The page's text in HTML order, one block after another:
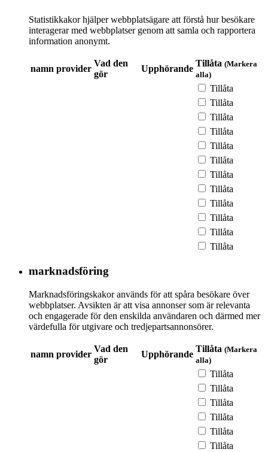
Statistikkakor hjälper webbplatsägare att förstå hur besökare
interagerar med webbplatser genom att samla och rapportera
information anonymt.
namn provider
Vad den
gör
Upphörande
Tillåta (Markera
alla)
Tillåta
Tillåta
Tillåta
Tillåta
Tillåta
Tillåta
Tillåta
Tillåta
Tillåta
Tillåta
Tillåta
Tillåta
marknadsföring
Marknadsföringskakor används för att spåra besökare över
webbplatser. Avsikten är att visa annonser som är relevanta
och engagerade för den enskilda användaren och därmed mer
värdefulla för utgivare och tredjepartsannonsörer.
namn provider
Vad den
gör
Upphörande
Tillåta (Markera
alla)
Tillåta
Tillåta
Tillåta
Tillåta
Tillåta
Tillåta